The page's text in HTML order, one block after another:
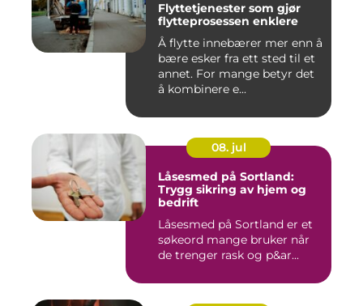
Flyttetjenester som gjør
flytteprosessen enklere
Å flytte innebærer mer enn å
bære esker fra ett sted til et
annet. For mange betyr det
å kombinere e...
08. jul
Låsesmed på Sortland:
Trygg sikring av hjem og
bedrift
Låsesmed på Sortland er et
søkeord mange bruker når
de trenger rask og p&ar...